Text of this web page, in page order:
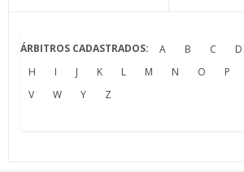
ÁRBITROS CADASTRADOS: A B C D
H
I J K L M N O P
V
W Y Z